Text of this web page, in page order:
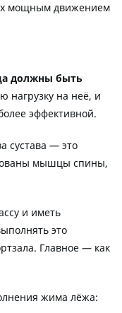
мощным движением
должны быть
нагрузку на неё, и
эффективной.
сустава — это
мышцы спины,
и иметь
это
Главное — как
жима лёжа: